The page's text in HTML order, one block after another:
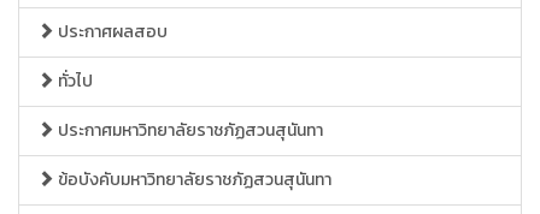
ประกาศผลสอบ
ทั่วไป
ประกาศมหาวิทยาลัยราชภัฏสวนสุนันทา
ข้อบังคับมหาวิทยาลัยราชภัฏสวนสุนันทา